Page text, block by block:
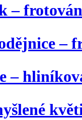
–
–
–